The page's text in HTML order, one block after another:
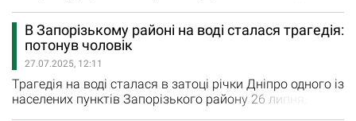
обласної військової адміністрації, ворог скинув чотири
ФАБи на район. У селі Веселянка постраждали 17-
річний хлопець та 64-річна жінка. Зруйнований
приватний будинок. На місці виникла пожежа, яку вже
ліквідували. У…
В Запорізькому районі на воді сталася трагедія:
потонув чоловік
27.07.2025, 12:11
Трагедія на воді сталася в затоці річки Дніпро одного із
населених пунктів Запорізького району 26 липня.